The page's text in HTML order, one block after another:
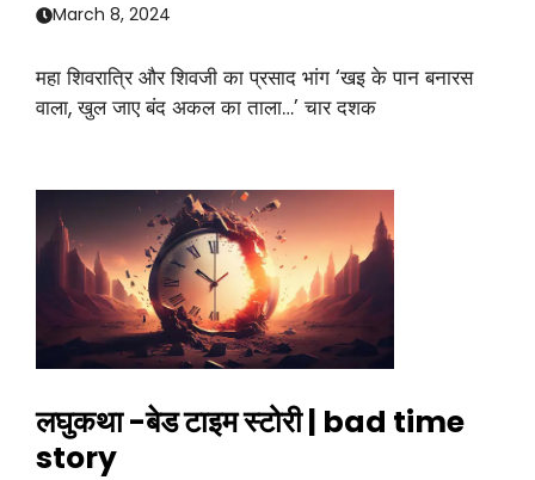
March 8, 2024
महा शिवरात्रि और शिवजी का प्रसाद भांग ‘खइ के पान बनारस
वाला, खुल जाए बंद अकल का ताला…’ चार दशक
लघुकथा -बेड टाइम स्टोरी | bad time
story